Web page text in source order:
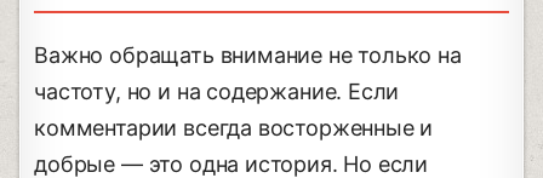
Важно обращать внимание не только на
частоту, но и на содержание. Если
комментарии всегда восторженные и
добрые — это одна история. Но если